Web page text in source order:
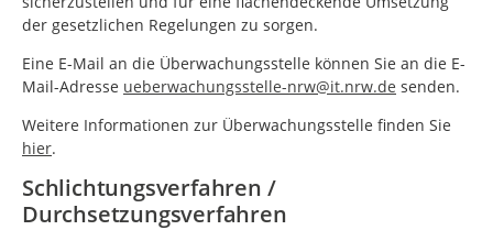
der gesetzlichen Regelungen zu sorgen.
Eine E-Mail an die Überwachungsstelle können Sie an die E-
Mail-Adresse ueberwachungsstelle-nrw@it.nrw.de senden.
Weitere Informationen zur Überwachungsstelle finden Sie
hier.
Schlichtungsverfahren /
Durchsetzungsverfahren